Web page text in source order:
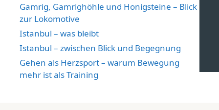
Gamrig, Gamrighöhle und Honigsteine – Blick
zur Lokomotive
Istanbul – was bleibt
Istanbul – zwischen Blick und Begegnung
Gehen als Herzsport – warum Bewegung
mehr ist als Training